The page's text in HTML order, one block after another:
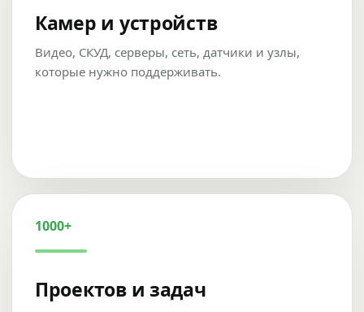
Камер и устройств
Видео, СКУД, серверы, сеть, датчики и узлы,
которые нужно поддерживать.
1000+
Проектов и задач